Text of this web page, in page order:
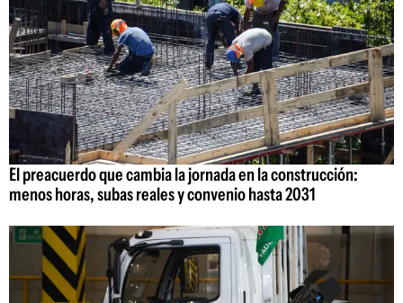
El preacuerdo que cambia la jornada en la construcción:
menos horas, subas reales y convenio hasta 2031